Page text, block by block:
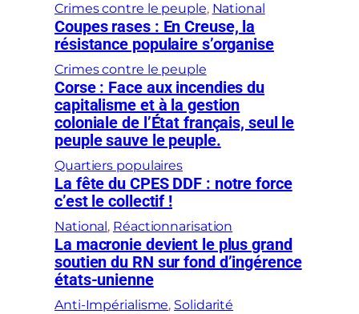
Crimes contre le peuple, National
Coupes rases : En Creuse, la
résistance populaire s’organise
Crimes contre le peuple
Corse : Face aux incendies du
capitalisme et à la gestion
coloniale de l’État français, seul le
peuple sauve le peuple.
Quartiers populaires
La fête du CPES DDF : notre force
c’est le collectif !
National , Réactionnarisation
La macronie devient le plus grand
soutien du RN sur fond d’ingérence
états-unienne
Anti-Impérialisme, Solidarité